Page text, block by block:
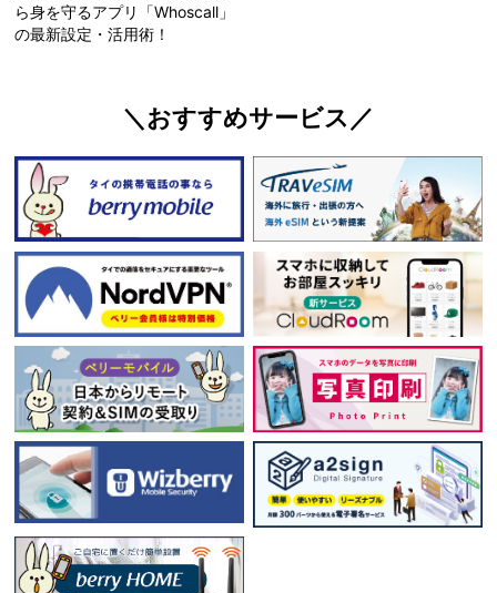
ら身を守るアプリ「Whoscall」
の最新設定・活用術！
＼おすすめサービス／